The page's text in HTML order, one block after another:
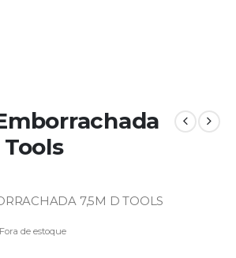
7,5M D TOOLS
Fora de estoque